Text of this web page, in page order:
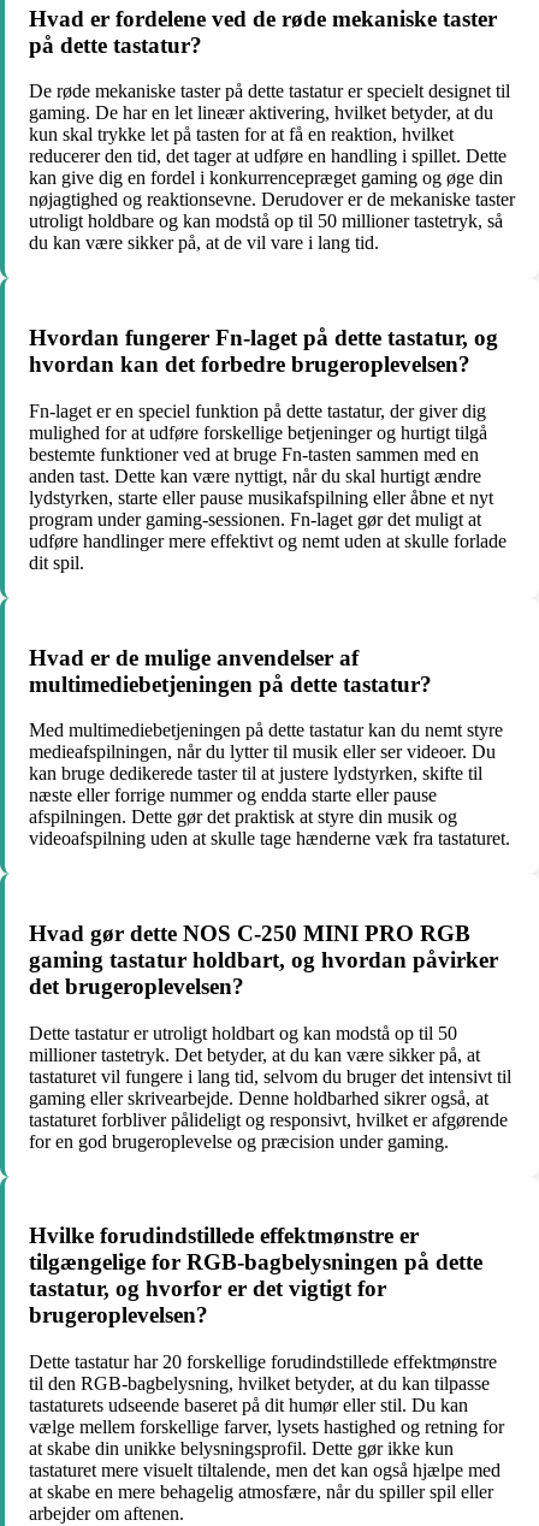
Hvad er fordelene ved de røde mekaniske taster
på dette tastatur?
De røde mekaniske taster på dette tastatur er specielt designet til
gaming. De har en let lineær aktivering, hvilket betyder, at du
kun skal trykke let på tasten for at få en reaktion, hvilket
reducerer den tid, det tager at udføre en handling i spillet. Dette
kan give dig en fordel i konkurrencepræget gaming og øge din
nøjagtighed og reaktionsevne. Derudover er de mekaniske taster
utroligt holdbare og kan modstå op til 50 millioner tastetryk, så
du kan være sikker på, at de vil vare i lang tid.
Hvordan fungerer Fn-laget på dette tastatur, og
hvordan kan det forbedre brugeroplevelsen?
Fn-laget er en speciel funktion på dette tastatur, der giver dig
mulighed for at udføre forskellige betjeninger og hurtigt tilgå
bestemte funktioner ved at bruge Fn-tasten sammen med en
anden tast. Dette kan være nyttigt, når du skal hurtigt ændre
lydstyrken, starte eller pause musikafspilning eller åbne et nyt
program under gaming-sessionen. Fn-laget gør det muligt at
udføre handlinger mere effektivt og nemt uden at skulle forlade
dit spil.
Hvad er de mulige anvendelser af
multimediebetjeningen på dette tastatur?
Med multimediebetjeningen på dette tastatur kan du nemt styre
medieafspilningen, når du lytter til musik eller ser videoer. Du
kan bruge dedikerede taster til at justere lydstyrken, skifte til
næste eller forrige nummer og endda starte eller pause
afspilningen. Dette gør det praktisk at styre din musik og
videoafspilning uden at skulle tage hænderne væk fra tastaturet.
Hvad gør dette NOS C-250 MINI PRO RGB
gaming tastatur holdbart, og hvordan påvirker
det brugeroplevelsen?
Dette tastatur er utroligt holdbart og kan modstå op til 50
millioner tastetryk. Det betyder, at du kan være sikker på, at
tastaturet vil fungere i lang tid, selvom du bruger det intensivt til
gaming eller skrivearbejde. Denne holdbarhed sikrer også, at
tastaturet forbliver pålideligt og responsivt, hvilket er afgørende
for en god brugeroplevelse og præcision under gaming.
Hvilke forudindstillede effektmønstre er
tilgængelige for RGB-bagbelysningen på dette
tastatur, og hvorfor er det vigtigt for
brugeroplevelsen?
Dette tastatur har 20 forskellige forudindstillede effektmønstre
til den RGB-bagbelysning, hvilket betyder, at du kan tilpasse
tastaturets udseende baseret på dit humør eller stil. Du kan
vælge mellem forskellige farver, lysets hastighed og retning for
at skabe din unikke belysningsprofil. Dette gør ikke kun
tastaturet mere visuelt tiltalende, men det kan også hjælpe med
at skabe en mere behagelig atmosfære, når du spiller spil eller
arbejder om aftenen.